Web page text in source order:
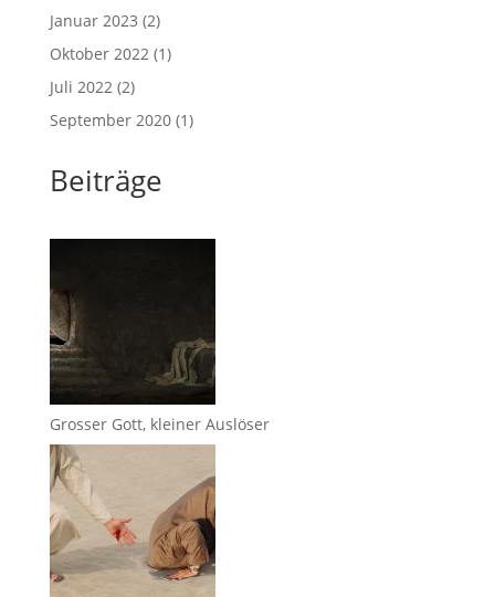
Januar 2023 (2)
Oktober 2022(1)
Juli 2022(2)
September 2020(1)
Beiträge
Grosser Gott, kleiner Auslöser